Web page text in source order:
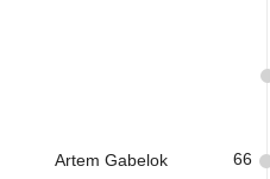
Artem Gabelok 66